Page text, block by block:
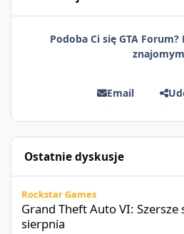
Podoba Ci się GTA
Email
Ostatnie dyskusje
Rockstar Games
Grand Theft Auto VI: Szersze
sierpnia